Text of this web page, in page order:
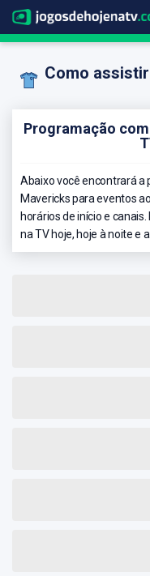
Como
Programação
Abaixo você encontrará a
Mavericks para eventos
horários de início e
na TV hoje, hoje à noite e